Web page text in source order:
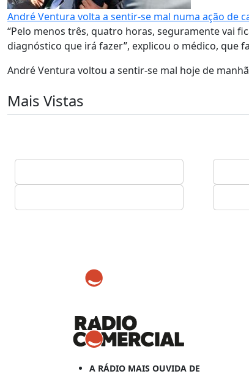
André Ventura volta a sentir-se mal numa ação de
“Pelo menos três, quatro horas, seguramente vai
diagnóstico que irá fazer”, explicou o médico, que
André Ventura voltou a sentir-se mal hoje de
Mais Vistas
A RÁDIO MAIS OUVIDA DE